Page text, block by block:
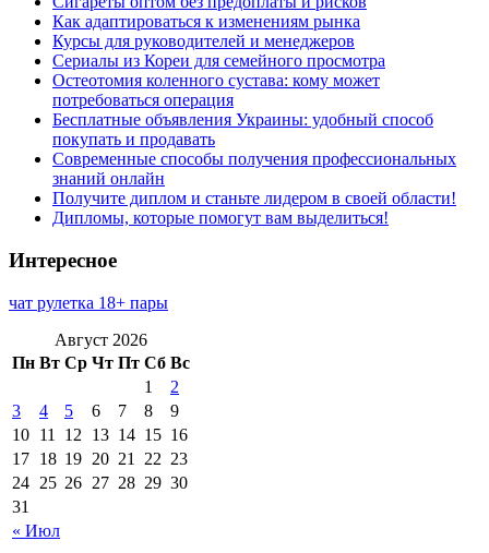
Как адаптироваться к изменениям рынка
Курсы для руководителей и менеджеров
Сериалы из Кореи для семейного просмотра
Остеотомия коленного сустава: кому может
потребоваться операция
Бесплатные объявления Украины: удобный способ
покупать и продавать
Современные способы получения профессиональных
знаний онлайн
Получите диплом и станьте лидером в своей области!
Дипломы, которые помогут вам выделиться!
Интересное
чат рулетка 18+ пары
Август 2026
Пн Вт Ср Чт Пт Сб Вс
« Июл
1
2
3
4 5 6 7 8
9
10 11 12 13 14 15 16
17 18 19 20 21 22 23
24 25 26 27 28 29 30
31